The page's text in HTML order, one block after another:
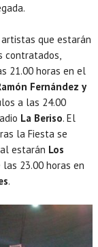
que estarán
contratados,
21.00 horas en el
Fernández y
a las 24.00
La Beriso. El
la Fiesta se
estarán Los
las 23.00 horas en
.